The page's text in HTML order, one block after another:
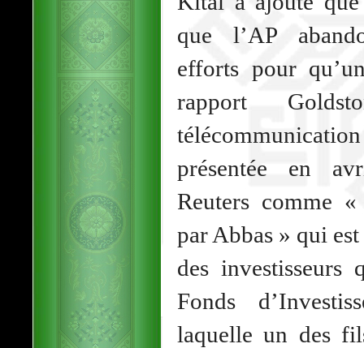
que l’AP
efforts pour
rapport
présentée en
Reuters comme
par Abbas » qui
des investisseurs
Fonds
laquelle un des